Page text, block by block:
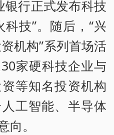
银行正式发布科技
技”。随后，“兴
机构”系列首场活
家硬科技企业与
等知名投资机构
工智能、半导体
。